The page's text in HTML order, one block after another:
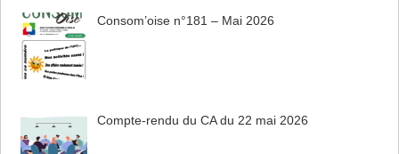
Consom’oise n°181 – Mai 2026
Compte-rendu du CA du 22 mai 2026